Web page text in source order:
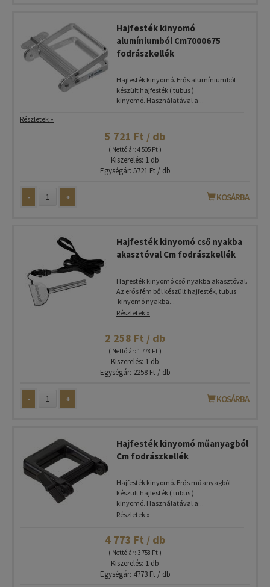
Hajfesték kinyomó
alumíniumból Cm7000675
fodrászkellék
Hajfesték kinyomó. Erős alumíniumból
készült hajfesték ( tubus )
kinyomó. Használatával a...
Részletek »
5 721 Ft / db
( Nettó ár: 4 505 Ft )
Kiszerelés: 1 db
Egységár: 5721 Ft / db
- + KOSÁRBA
Hajfesték kinyomó cső nyakba
akasztóval Cm fodrászkellék
Hajfesték kinyomó cső nyakba akasztóval.
Az erős fém ből készült hajfesték, tubus
kinyomó nyakba...
Részletek »
2 258 Ft / db
( Nettó ár: 1 778 Ft )
Kiszerelés: 1 db
Egységár: 2258 Ft / db
- + KOSÁRBA
Hajfesték kinyomó műanyagból
Cm fodrászkellék
Hajfesték kinyomó. Erős műanyagból
készült hajfesték ( tubus )
kinyomó. Használatával a...
Részletek »
4 773 Ft / db
( Nettó ár: 3 758 Ft )
Kiszerelés: 1 db
Egységár: 4773 Ft / db